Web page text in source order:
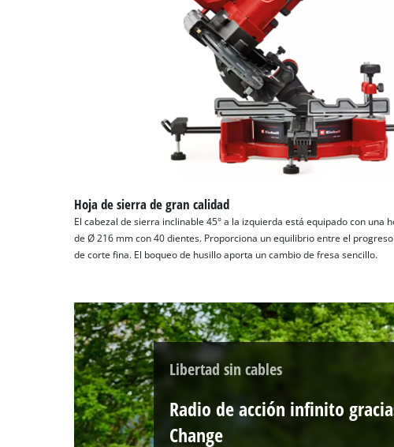
Hoja de sierra de gran calidad
El cabezal de sierra inclinable 45° a la izquierda está equipado con una
de Ø 216 mm con 40 dientes. Proporciona un equilibrio entre el
de corte fina. El boqueo de husillo aporta un cambio de fresa sencillo.
Libertad sin cables
Radio de acción infinito
Change